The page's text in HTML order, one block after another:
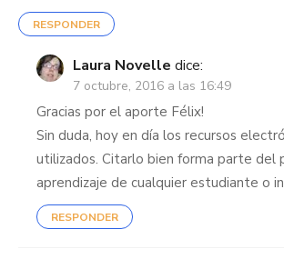
RESPONDER
Laura Novelle dice:
7 octubre, 2016 a las 16:49
Gracias por el aporte Félix!
Sin duda, hoy en día los recursos
utilizados. Citarlo bien forma parte del
aprendizaje de cualquier estudiante o
RESPONDER